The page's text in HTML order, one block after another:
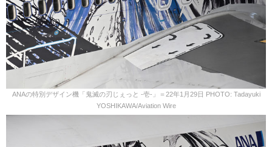
ANAの特別デザイン機「鬼滅の刃じぇっと -壱-」＝22年1月29日 PHOTO: Tadayuki
YOSHIKAWA/Aviation Wire